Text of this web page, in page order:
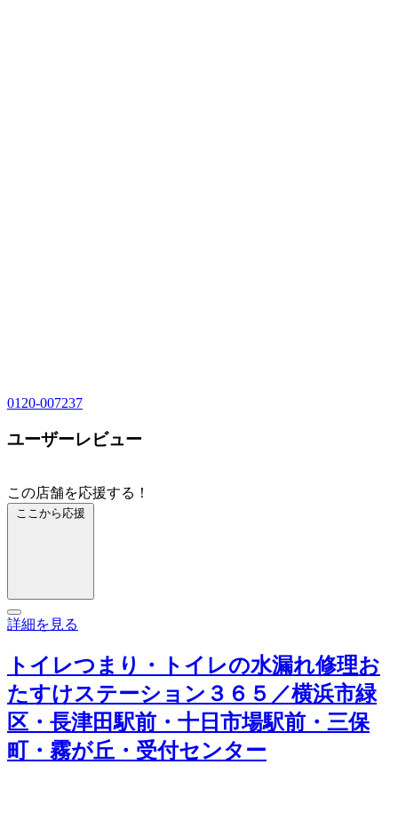
0120-007237
ユーザーレビュー
この店舗を応援する！
ここから応援
詳細を見る
トイレつまり・トイレの水漏れ修理お
たすけステーション３６５／横浜市緑
区・長津田駅前・十日市場駅前・三保
町・霧が丘・受付センター